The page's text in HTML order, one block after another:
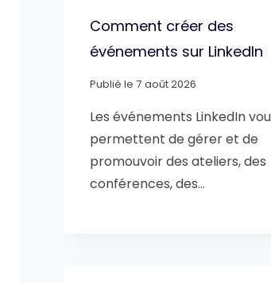
Comment créer des
événements sur LinkedIn
Publié le 7 août 2026
Les événements LinkedIn
permettent de gérer et de
promouvoir des ateliers, des
conférences, des…